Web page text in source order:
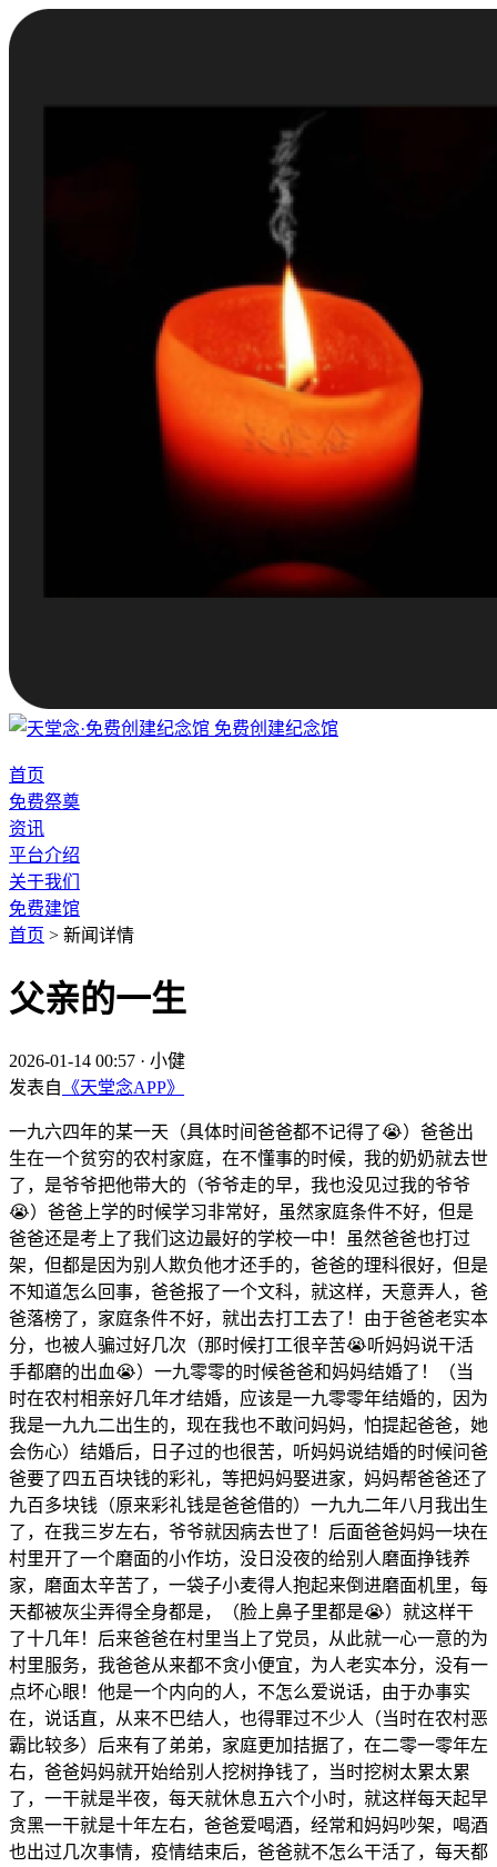
免费创建纪念馆
首页
免费祭奠
资讯
平台介绍
关于我们
免费建馆
首页 > 新闻详情
父亲的一生
2026-01-14 00:57 · 小健
发表自 《天堂念APP》
一九六四年的某一天（具体时间爸爸都不记得了😭）爸爸出
生在一个贫穷的农村家庭，在不懂事的时候，我的奶奶就去世
了，是爷爷把他带大的（爷爷走的早，我也没见过我的爷爷
😭）爸爸上学的时候学习非常好，虽然家庭条件不好，但是
爸爸还是考上了我们这边最好的学校一中！虽然爸爸也打过
架，但都是因为别人欺负他才还手的，爸爸的理科很好，但是
不知道怎么回事，爸爸报了一个文科，就这样，天意弄人，爸
爸落榜了，家庭条件不好，就出去打工去了！由于爸爸老实本
分，也被人骗过好几次（那时候打工很辛苦😭听妈妈说干活
手都磨的出血😭）一九零零的时候爸爸和妈妈结婚了！（当
时在农村相亲好几年才结婚，应该是一九零零年结婚的，因为
我是一九九二出生的，现在我也不敢问妈妈，怕提起爸爸，她
会伤心）结婚后，日子过的也很苦，听妈妈说结婚的时候问爸
爸要了四五百块钱的彩礼，等把妈妈娶进家，妈妈帮爸爸还了
九百多块钱（原来彩礼钱是爸爸借的）一九九二年八月我出生
了，在我三岁左右，爷爷就因病去世了！后面爸爸妈妈一块在
村里开了一个磨面的小作坊，没日没夜的给别人磨面挣钱养
家，磨面太辛苦了，一袋子小麦得人抱起来倒进磨面机里，每
天都被灰尘弄得全身都是，（脸上鼻子里都是😭）就这样干
了十几年！后来爸爸在村里当上了党员，从此就一心一意的为
村里服务，我爸爸从来都不贪小便宜，为人老实本分，没有一
点坏心眼！他是一个内向的人，不怎么爱说话，由于办事实
在，说话直，从来不巴结人，也得罪过不少人（当时在农村恶
霸比较多）后来有了弟弟，家庭更加拮据了，在二零一零年左
右，爸爸妈妈就开始给别人挖树挣钱了，当时挖树太累太累
了，一干就是半夜，每天就休息五六个小时，就这样每天起早
贪黑一干就是十年左右，爸爸爱喝酒，经常和妈妈吵架，喝酒
也出过几次事情，疫情结束后，爸爸就不怎么干活了，每天都